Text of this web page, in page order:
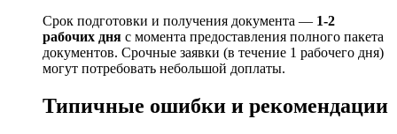
Срок подготовки и получения документа — 1-2
рабочих дня с момента предоставления полного пакета
документов. Срочные заявки (в течение 1 рабочего дня)
могут потребовать небольшой доплаты.
Типичные ошибки и рекомендации